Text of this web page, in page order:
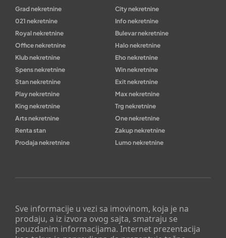
Sve informacije u vezi sa imovinom, koja je na
prodaju, a iz izvora ovog sajta, smatraju se
pouzdanim informacijama. Internet prezentacija
Grad nekretnine
City nekretnine
021 nekretnine
Info nekretnine
Royal nekretnine
Bulevar nekretnine
Office nekretnine
Halo nekretnine
Klub nekretnine
Eho nekretnine
Spens nekretnine
Win nekretnine
Stan nekretnine
Exit nekretnine
Play nekretnine
Max nekretnine
King nekretnine
Trg nekretnine
Arts nekretnine
One nekretnine
Renta stan
Zakup nekretnine
Prodaja nekretnine
Lumo nekretnine